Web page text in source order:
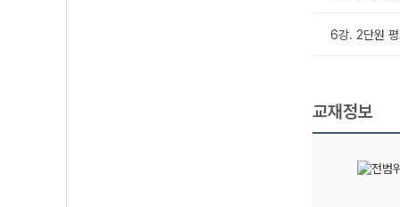
6강. 2단원
교재정보